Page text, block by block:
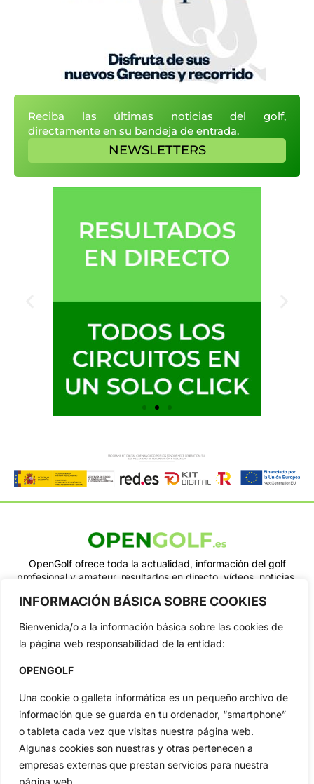
INFORMACIÓN BÁSICA SOBRE COOKIES
Bienvenida/o a la información básica sobre las cookies de
la página web responsabilidad de la entidad:
OPENGOLF
Una cookie o galleta informática es un pequeño archivo de
información que se guarda en tu ordenador, “smartphone”
o tableta cada vez que visitas nuestra página web.
Algunas cookies son nuestras y otras pertenecen a
empresas externas que prestan servicios para nuestra
página web.
Reciba las últimas noticias del golf,
directamente en su bandeja de entrada.
NEWSLETTERS
OpenGolf ofrece toda la actualidad, información del golf
profesional y amateur, resultados en directo, vídeos, noticias,
Tour...
Categorias
Inicio
Circuitos
Especiales
Jon Rahm
Vídeos
De Interés
Compañía
Aviso Legal